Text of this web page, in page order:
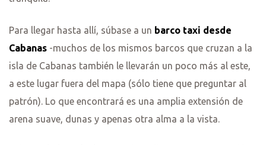
Para llegar hasta allí, súbase a un barco taxi desde
Cabanas -muchos de los mismos barcos que cruzan a la
isla de Cabanas también le llevarán un poco más al este,
a este lugar fuera del mapa (sólo tiene que preguntar al
patrón). Lo que encontrará es una amplia extensión de
arena suave, dunas y apenas otra alma a la vista.